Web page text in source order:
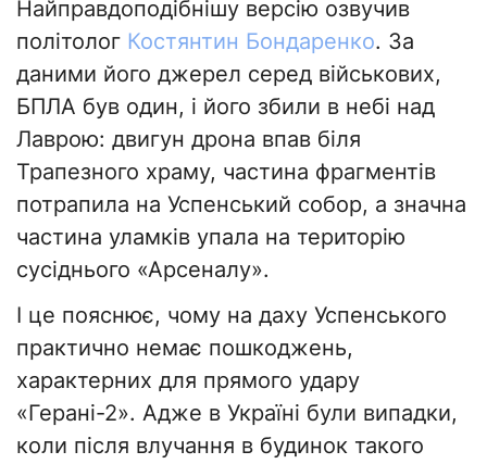
Найправдоподібнішу версію озвучив
політолог Костянтин Бондаренко. За
даними його джерел серед військових,
БПЛА був один, і його збили в небі над
Лаврою: двигун дрона впав біля
Трапезного храму, частина фрагментів
потрапила на Успенський собор, а значна
частина уламків упала на територію
сусіднього «Арсеналу».
І це пояснює, чому на даху Успенського
практично немає пошкоджень,
характерних для прямого удару
«Герані-2». Адже в Україні були випадки,
коли після влучання в будинок такого